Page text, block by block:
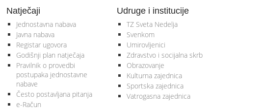
Natječaji
Jednostavna nabava
Javna nabava
Registar ugovora
Godišnji plan natječaja
Pravilnik o provedbi
postupaka jednostavne
nabave
Često postavljana pitanja
e-Račun
Udruge i institucije
TZ Sveta Nedelja
Svenkom
Umirovljenici
Zdravstvo i socijalna skrb
Obrazovanje
Kulturna zajednica
Sportska zajednica
Vatrogasna zajednica